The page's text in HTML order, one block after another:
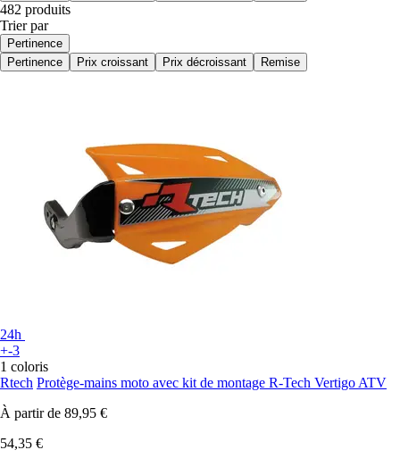
482 produits
Trier par
Pertinence
Pertinence
Prix croissant Prix décroissant Remise
24h
+-3
1 coloris
Rtech Protège-mains moto avec kit de montage R-Tech Vertigo ATV
À partir de 89,95 €
54,35 €